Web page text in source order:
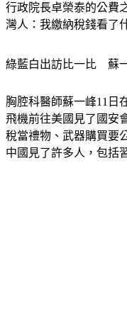
行政院長卓榮泰的公費
灣人：我繳納稅錢看了
綠藍白出訪比一比　蘇
胸腔科醫師蘇一峰11日
飛機前往美國見了國安
稅當禮物、武器購買要
中國見了許多人，包括